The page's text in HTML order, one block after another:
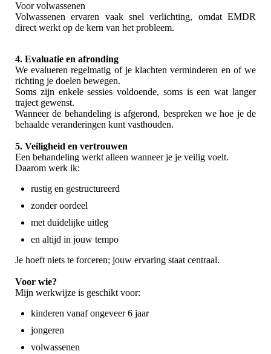
Voor volwassenen
Volwassenen ervaren vaak snel verlichting, omdat EMDR
direct werkt op de kern van het probleem.
4. Evaluatie en afronding
We evalueren regelmatig of je klachten verminderen en of we
richting je doelen bewegen.
Soms zijn enkele sessies voldoende, soms is een wat langer
traject gewenst.
Wanneer de behandeling is afgerond, bespreken we hoe je de
behaalde veranderingen kunt vasthouden.
5. Veiligheid en vertrouwen
Een behandeling werkt alleen wanneer je je veilig voelt.
Daarom werk ik:
rustig en gestructureerd
zonder oordeel
met duidelijke uitleg
en altijd in jouw tempo
Je hoeft niets te forceren; jouw ervaring staat centraal.
Voor wie?
Mijn werkwijze is geschikt voor:
kinderen vanaf ongeveer 6 jaar
jongeren
volwassenen